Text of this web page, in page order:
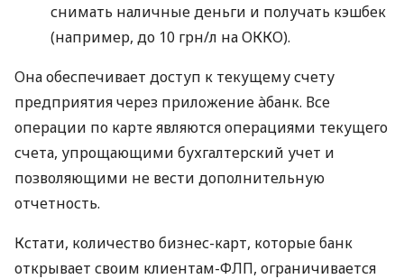
снимать наличные деньги и получать кэшбек
(например, до 10 грн/л на ОККО).
Она обеспечивает доступ к текущему счету
предприятия через приложение àбанк. Все
операции по карте являются операциями текущего
счета, упрощающими бухгалтерский учет и
позволяющими не вести дополнительную
отчетность.
Кстати, количество бизнес-карт, которые банк
открывает своим клиентам-ФЛП, ограничивается